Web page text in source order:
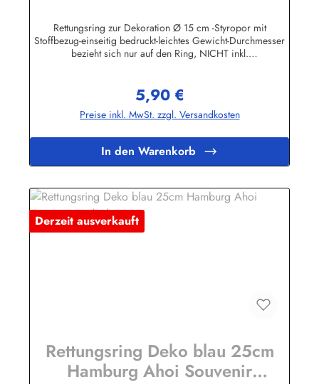
Rettungsring zur Dekoration Ø 15 cm -Styropor mit
Stoffbezug-einseitig bedruckt-leichtes Gewicht-Durchmesser
bezieht sich nur auf den Ring, NICHT inkl.
Regulärer Preis:
5,90 €
Preise inkl. MwSt. zzgl. Versandkosten
In den Warenkorb
Derzeit ausverkauft
Rettungsring Deko blau 25cm
Hamburg Ahoi Souvenir